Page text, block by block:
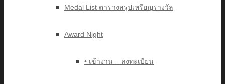
Medal List ตารางสรุปเหรียญรางวัล
Award Night
• เข้างาน – ลงทะเบียน